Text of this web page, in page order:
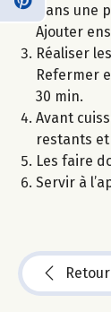
Dans une
Ajouter
Réaliser
Refermer
30 min.
Avant
restants
Les faire
Servir à